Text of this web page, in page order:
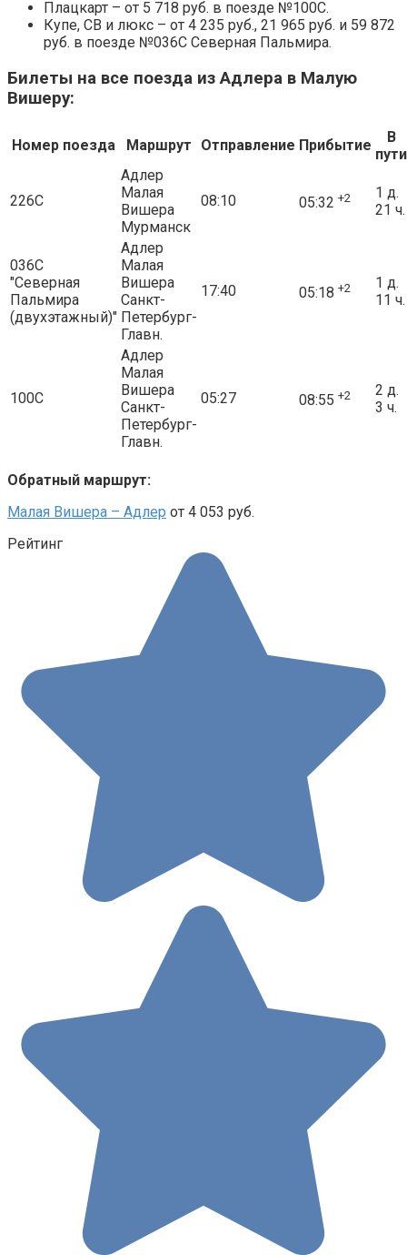
Плацкарт – от 5 718 руб. в поезде №100С.
Купе, СВ и люкс – от 4 235 руб., 21 965 руб. и 59 872
руб. в поезде №036С Северная Пальмира.
Билеты на все поезда из Адлера в Малую
Вишеру:
Номер поезда Маршрут Отправление Прибытие
В
пути
226С
Адлер
Малая
Вишера
Мурманск
08:10 05:32 +2
1 д.
21 ч.
036С
"Северная
Пальмира
(двухэтажный)"
Адлер
Малая
Вишера
Санкт-
Петербург-
Главн.
17:40 05:18 +2
1 д.
11 ч.
100С
Адлер
Малая
Вишера
Санкт-
Петербург-
Главн.
05:27 08:55 +2
2 д.
3 ч.
Обратный маршрут:
Малая Вишера – Адлер от 4 053 руб.
Рейтинг